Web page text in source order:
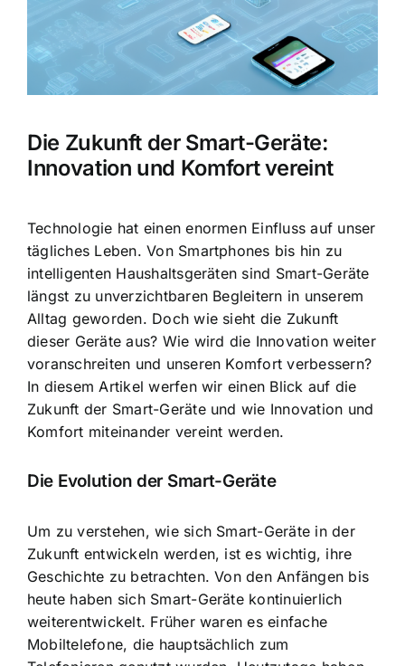
Die Zukunft der Smart-Geräte:
Innovation und Komfort vereint
Technologie hat einen enormen Einfluss auf unser
tägliches Leben. Von Smartphones bis hin zu
intelligenten Haushaltsgeräten sind Smart-Geräte
längst zu unverzichtbaren Begleitern in unserem
Alltag geworden. Doch wie sieht die Zukunft
dieser Geräte aus? Wie wird die Innovation weiter
voranschreiten und unseren Komfort verbessern?
In diesem Artikel werfen wir einen Blick auf die
Zukunft der Smart-Geräte und wie Innovation und
Komfort miteinander vereint werden.
Die Evolution der Smart-Geräte
Um zu verstehen, wie sich Smart-Geräte in der
Zukunft entwickeln werden, ist es wichtig, ihre
Geschichte zu betrachten. Von den Anfängen bis
heute haben sich Smart-Geräte kontinuierlich
weiterentwickelt. Früher waren es einfache
Mobiltelefone, die hauptsächlich zum